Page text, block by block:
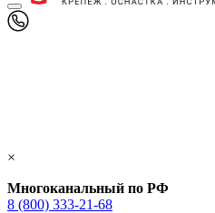
×
Многоканальный по РФ
8 (800) 333‑21-68